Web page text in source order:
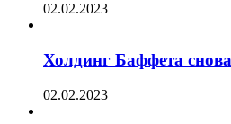
02.02.2023
Холдинг Баффета
02.02.2023